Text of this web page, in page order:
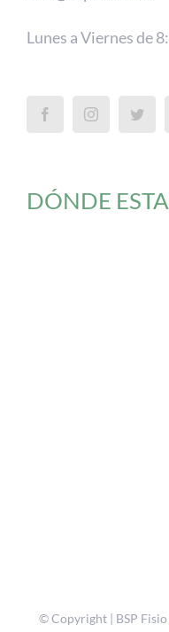
Lunes a Viernes de
DÓNDE
© Copyright | BSP